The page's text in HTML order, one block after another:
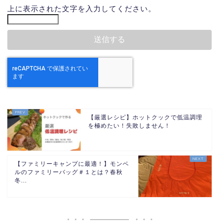
上に表示された文字を入力してください。
【厳選レシピ】ホットクックで低温調理
を極めたい！失敗しません！
【ファミリーキャンプに最適！】モンベ
ルのファミリーバッグ＃１とは？春秋
冬...